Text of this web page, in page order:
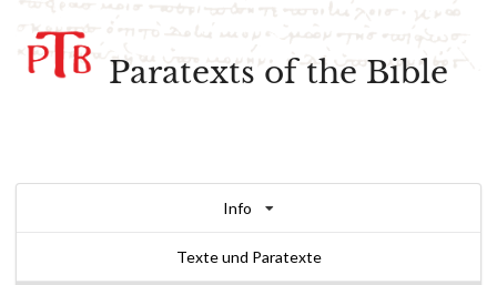
Paratexts of the Bible
Info
Texte und Paratexte